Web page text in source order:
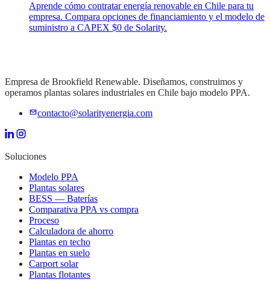
Aprende cómo contratar energía renovable en Chile para tu
empresa. Compara opciones de financiamiento y el modelo de
suministro a CAPEX $0 de Solarity.
Empresa de Brookfield Renewable. Diseñamos, construimos y
operamos plantas solares industriales en Chile bajo modelo PPA.
contacto@solarityenergia.com
Soluciones
Modelo PPA
Plantas solares
BESS — Baterías
Comparativa PPA vs compra
Proceso
Calculadora de ahorro
Plantas en techo
Plantas en suelo
Carport solar
Plantas flotantes